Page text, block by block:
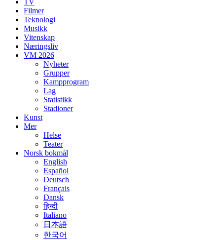
TV
Filmer
Teknologi
Musikk
Vitenskap
Næringsliv
VM 2026
Nyheter
Grupper
Kampprogram
Lag
Statistikk
Stadioner
Kunst
Mer
Helse
Teater
Norsk bokmål
English
Español
Deutsch
Français
Dansk
हिन्दी
Italiano
日本語
한국어